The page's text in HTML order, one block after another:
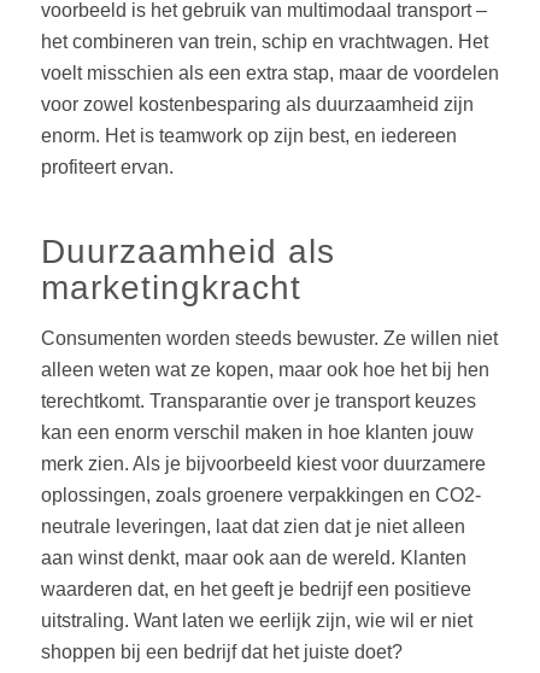
voorbeeld is het gebruik van multimodaal transport –
het combineren van trein, schip en vrachtwagen. Het
voelt misschien als een extra stap, maar de voordelen
voor zowel kostenbesparing als duurzaamheid zijn
enorm. Het is teamwork op zijn best, en iedereen
profiteert ervan.
Duurzaamheid als
marketingkracht
Consumenten worden steeds bewuster. Ze willen niet
alleen weten wat ze kopen, maar ook hoe het bij hen
terechtkomt. Transparantie over je transport keuzes
kan een enorm verschil maken in hoe klanten jouw
merk zien. Als je bijvoorbeeld kiest voor duurzamere
oplossingen, zoals groenere verpakkingen en CO2-
neutrale leveringen, laat dat zien dat je niet alleen
aan winst denkt, maar ook aan de wereld. Klanten
waarderen dat, en het geeft je bedrijf een positieve
uitstraling. Want laten we eerlijk zijn, wie wil er niet
shoppen bij een bedrijf dat het juiste doet?